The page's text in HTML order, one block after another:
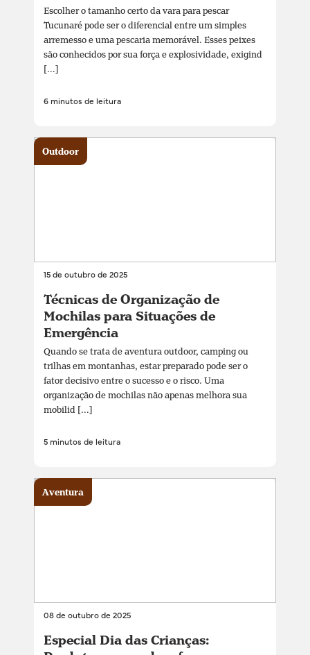
Escolher o tamanho certo da vara para pescar
Tucunaré pode ser o diferencial entre um simples
arremesso e uma pescaria memorável. Esses peixes
são conhecidos por sua força e explosividade, exigind
[...]
6 minutos de leitura
15 de outubro de 2025
Técnicas de Organização de
Mochilas para Situações de
Emergência
Quando se trata de aventura outdoor, camping ou
trilhas em montanhas, estar preparado pode ser o
fator decisivo entre o sucesso e o risco. Uma
organização de mochilas não apenas melhora sua
mobilid [...]
5 minutos de leitura
Outdoor
08 de outubro de 2025
Especial Dia das Crianças:
Aventura